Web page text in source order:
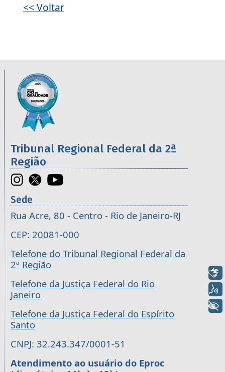
<< Voltar
Informações úteis sobre os órgãos da 2ª
Imagem
Tribunal Regional Federal da 2ª
Região
Sede
Rua Acre, 80 - Centro - Rio de Janeiro-RJ
CEP: 20081-000
Telefone do Tribunal Regional Federal da
2ª Região
Telefone da Justiça Federal do Rio
Janeiro
Telefone da Justiça Federal do Espírito
Santo
CNPJ: 32.243.347/0001-51
Atendimento ao usuário do Eproc